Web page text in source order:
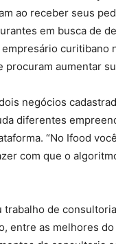
ao receber seus
em busca de
curitibano
aumentar
negócios
diferentes
“No Ifood
com que o
trabalho de
entre as melhores